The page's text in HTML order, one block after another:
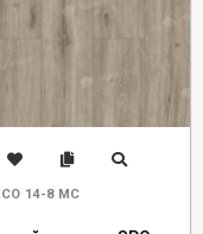
14-8 MC